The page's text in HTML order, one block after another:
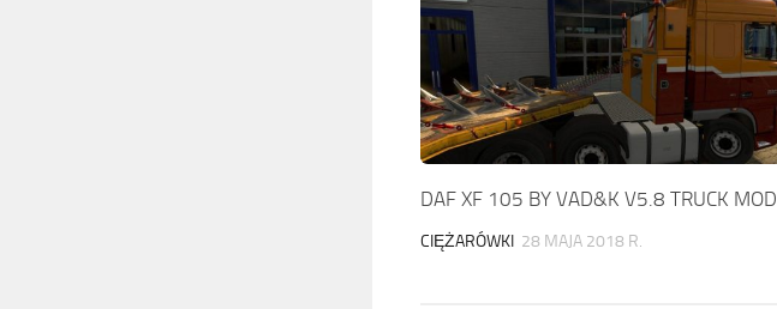
DAF XF 105 BY VAD&K V5.8 TRUCK MOD
CIĘŻARÓWKI 28 MAJA 2018 R.